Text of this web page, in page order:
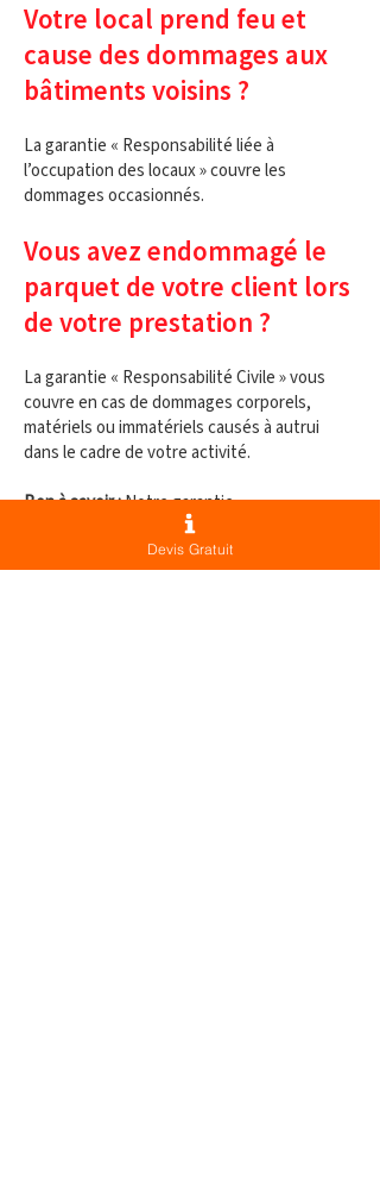
Votre local prend feu et
cause des dommages aux
bâtiments voisins ?
La garantie « Responsabilité liée à
l’occupation des locaux » couvre les
dommages occasionnés.​​​
Vous avez endommagé le
parquet de votre client lors
de votre prestation ?
La garantie « Responsabilité Civile » vous
couvre en cas de dommages corporels,
matériels ou immatériels causés à autrui
dans le cadre de votre activité.
Bon à savoir :Notre garantie «
Responsabilité Civile » est conçue en
fonction de chaque activité. Vous avez ainsi
la garantie d’être
Devis Gratuit